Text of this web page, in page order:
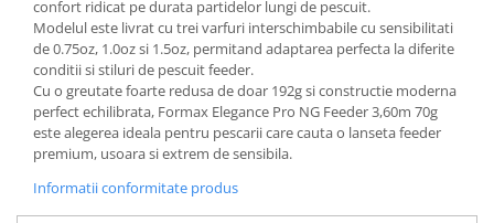
confort ridicat pe durata partidelor lungi de pescuit.
Modelul este livrat cu trei varfuri interschimbabile cu sensibilitati
de 0.75oz, 1.0oz si 1.5oz, permitand adaptarea perfecta la diferite
conditii si stiluri de pescuit feeder.
Cu o greutate foarte redusa de doar 192g si constructie moderna
perfect echilibrata, Formax Elegance Pro NG Feeder 3,60m 70g
este alegerea ideala pentru pescarii care cauta o lanseta feeder
premium, usoara si extrem de sensibila.
Informatii conformitate produs